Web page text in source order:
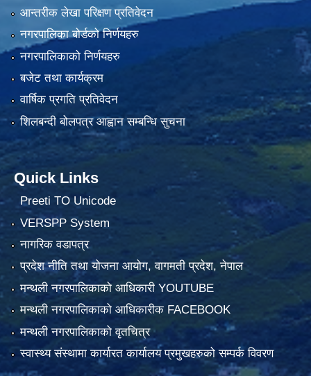
आन्तरीक लेखा परिक्षण प्रतिवेदन
नगरपालिका बोर्डको निर्णयहरु
नगरपालिकाको निर्णयहरु
बजेट तथा कार्यक्रम
वार्षिक प्रगति प्रतिवेदन
शिलबन्दी बोलपत्र आह्वान सम्बन्धि सुचना
Quick Links
Preeti TO Unicode
VERSPP System
नागरिक वडापत्र
प्रदेश नीति तथा योजना आयोग, वागमती प्रदेश, नेपाल
मन्थली नगरपालिकाको आधिकारी YOUTUBE
मन्थली नगरपालिकाको आधिकारीक FACEBOOK
मन्थली नगरपालिकाको वृतचित्र
स्वास्थ्य संस्थामा कार्यारत कार्यालय प्रमुखहरुको सम्पर्क विवरण